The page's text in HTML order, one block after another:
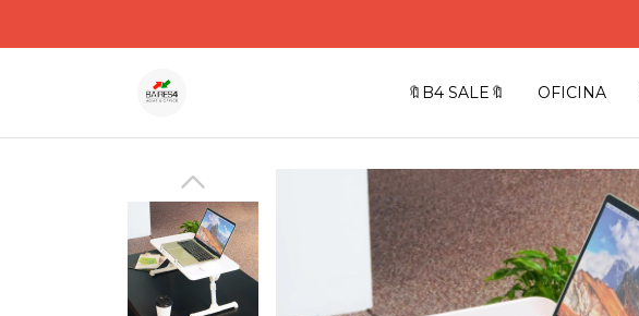
🔖B4 SALE🔖 OFICINA